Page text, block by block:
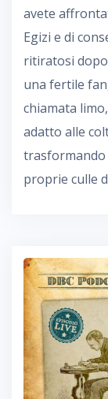
avete
Egizi e di
ritiratosi
una fertile
chiamata
adatto alle
trasformando
proprie culle